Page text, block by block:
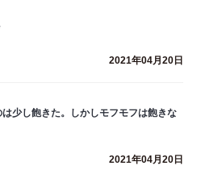
2021年04月20日
少し飽きた。しかしモフモフは飽きな
2021年04月20日